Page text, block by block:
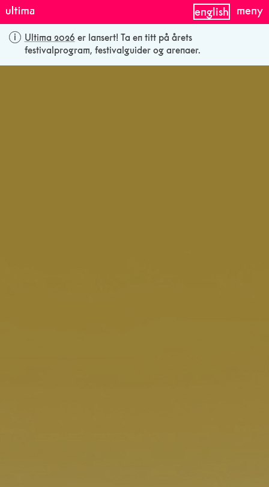
Ultima 2026 er lansert! Ta en titt på årets
festivalprogram, festivalguider og arenaer.
english meny